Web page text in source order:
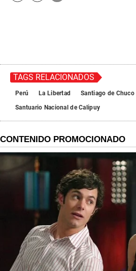
TAGS RELACIONADOS
Perú La Libertad
Santiago de Chuco
Santuario Nacional de Calipuy